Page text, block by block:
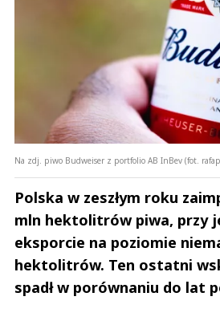
Na zdj. piwo Budweiser z portfolio AB InBev (fot.
Polska w zeszłym roku
mln hektolitrów piwa, przy
eksporcie na poziomie
hektolitrów. Ten ostatni
spadł w porównaniu do lat